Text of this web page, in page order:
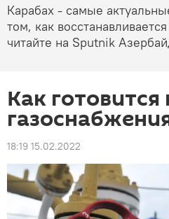
Карабах - самые
том, как
читайте на Sputnik
Как готовится
18:19 15.02.2022